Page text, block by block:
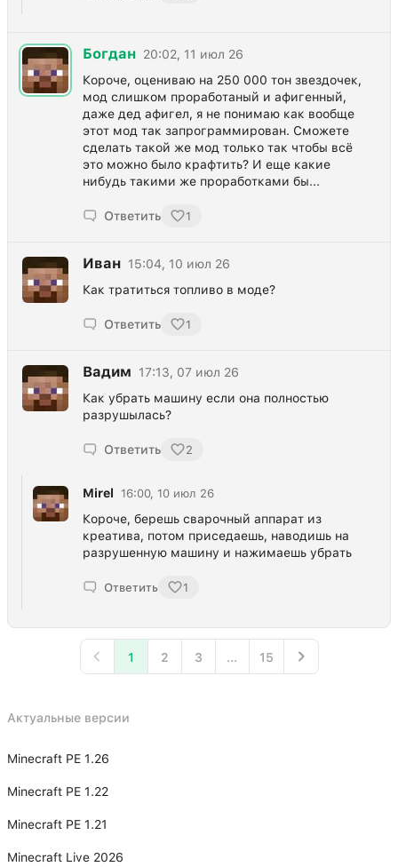
Богдан 20:02, 11 июл 26
Короче, оцениваю на 250 000 тон звездочек,
мод слишком проработаный и афигенный,
даже дед афигел, я не понимаю как вообще
этот мод так запрограммирован. Сможете
сделать такой же мод только так чтобы всё
это можно было крафтить? И еще какие
нибудь такими же проработками бы...
Ответить 1
Иван 15:04, 10 июл 26
Как тратиться топливо в моде?
Ответить 1
Вадим
17:13, 07 июл 26
Как убрать машину если она полностью
разрушылась?
Ответить 2
Mirel 16:00, 10 июл 26
Короче, берешь сварочный аппарат из
креатива, потом приседаешь, наводишь на
разрушенную машину и нажимаешь убрать
Ответить 1
1 2 3 ... 15
Актуальные версии
Minecraft PE 1.26
Minecraft PE 1.22
Minecraft PE 1.21
Minecraft Live 2026